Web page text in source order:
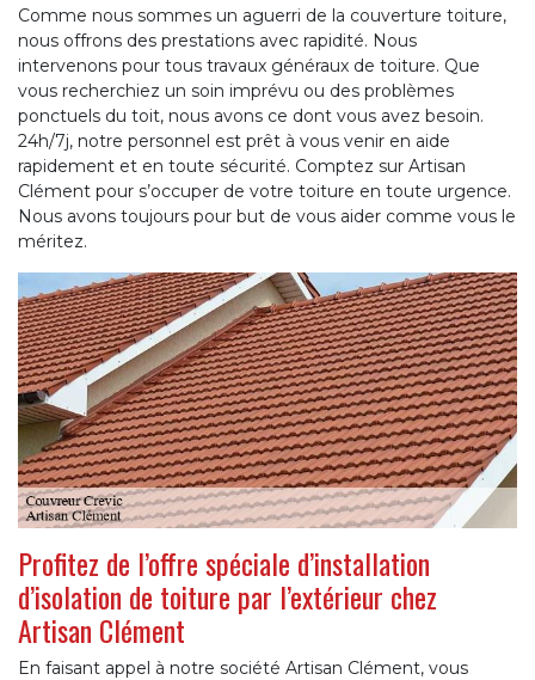
Comme nous sommes un aguerri de la couverture toiture,
nous offrons des prestations avec rapidité. Nous
intervenons pour tous travaux généraux de toiture. Que
vous recherchiez un soin imprévu ou des problèmes
ponctuels du toit, nous avons ce dont vous avez besoin.
24h/7j, notre personnel est prêt à vous venir en aide
rapidement et en toute sécurité. Comptez sur Artisan
Clément pour s’occuper de votre toiture en toute urgence.
Nous avons toujours pour but de vous aider comme vous le
méritez.
Profitez de l’offre spéciale d’installation
d’isolation de toiture par l’extérieur chez
Artisan Clément
En faisant appel à notre société Artisan Clément, vous